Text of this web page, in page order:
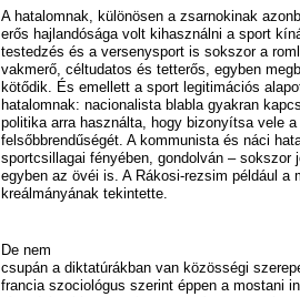
A hatalomnak, különösen a zsarnokinak
erős hajlandósága volt kihasználni a sport
testedzés és a versenysport is sokszor a
vakmerő, céltudatos és tetterős, egyben
kötődik. És emellett a sport legitimációs
hatalomnak: nacionalista blabla gyakran
politika arra használta, hogy bizonyítsa vele a
felsőbbrendűségét. A kommunista és náci
sportcsillagai fényében, gondolván – sokszor
egyben az övéi is. A Rákosi-rezsim például a
kreálmányának tekintette.
De nem
csupán a diktatúrákban van közösségi
francia szociológus szerint éppen a mostani